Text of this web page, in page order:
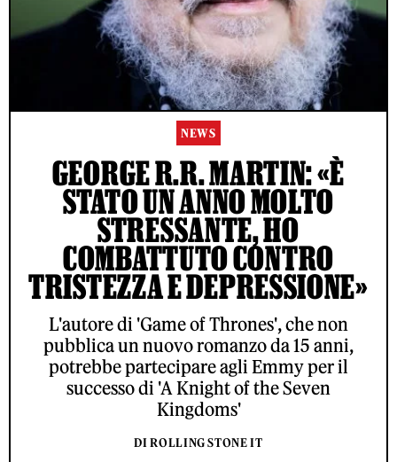
NEWS
GEORGE R.R. MARTIN: «È
STATO UN ANNO MOLTO
STRESSANTE, HO
COMBATTUTO CONTRO
TRISTEZZA E DEPRESSIONE»
L'autore di 'Game of Thrones', che non
pubblica un nuovo romanzo da 15 anni,
potrebbe partecipare agli Emmy per il
successo di 'A Knight of the Seven
Kingdoms'
DI ROLLING STONE IT